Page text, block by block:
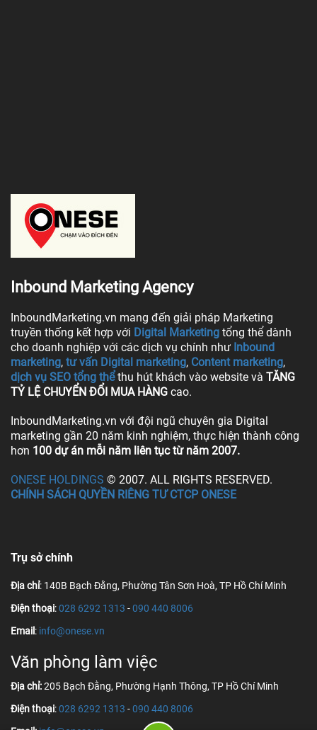
Inbound Marketing Agency
InboundMarketing.vn mang đến giải pháp Marketing
truyền thống kết hợp với Digital Marketing tổng thể dành
cho doanh nghiệp với các dịch vụ chính như Inbound
marketing, tư vấn Digital marketing, Content marketing,
dịch vụ SEO tổng thể thu hút khách vào website và TĂNG
TỶ LỆ CHUYỂN ĐỔI MUA HÀNG cao.
InboundMarketing.vn với đội ngũ chuyên gia Digital
marketing gần 20 năm kinh nghiệm, thực hiện thành công
hơn 100 dự án mỗi năm liên tục từ năm 2007.
ONESE HOLDINGS © 2007. ALL RIGHTS RESERVED.
CHÍNH SÁCH QUYỀN RIÊNG TƯ CTCP ONESE
Trụ sở chính
Địa chỉ: 140B Bạch Đằng, Phường Tân Sơn Hoà, TP Hồ Chí Minh
Điện thoại:028 6292 1313 -090 440 8006
Email : info@onese.vn
Văn phòng làm việc
Địa chỉ:205 Bạch Đằng, Phường Hạnh Thông, TP Hồ Chí Minh
Điện thoại:028 6292 1313 -090 440 8006